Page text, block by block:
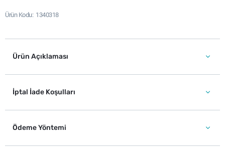
Ürün Kodu 1340318
Ürün Açıklaması
İptal İade Koşulları
Ödeme Yöntemi